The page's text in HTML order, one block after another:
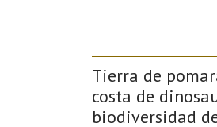
Tierra de
costa de
biodiversidad